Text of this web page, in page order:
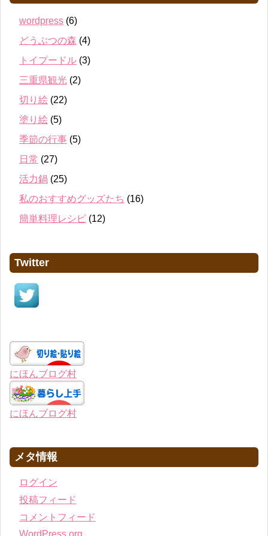
wordpress (6)
どうぶつの森 (4)
トイプードル (3)
三重県観光 (2)
切り絵 (22)
塗り絵 (5)
季節の行事 (5)
日常 (27)
活力鍋 (25)
私のおすすめグッズたち (16)
簡単料理レシピ (12)
Twitter
にほんブログ村
にほんブログ村
メタ情報
ログイン
投稿フィード
コメントフィード
WordPress.org